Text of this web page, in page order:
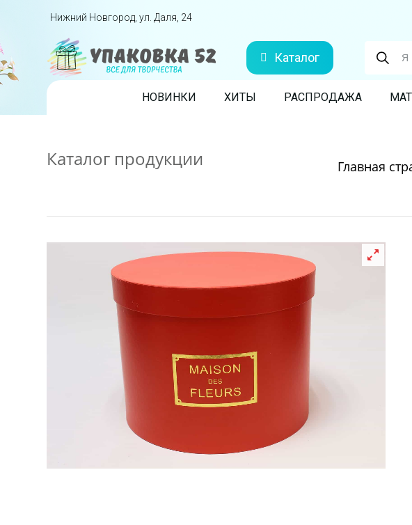
Перейти вниз
Нижний Новгород, ул. Даля, 24
Каталог
Skip to content
НОВИНКИ ХИТЫ РАСПРОДАЖА
Каталог продукции Главная